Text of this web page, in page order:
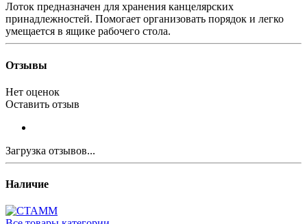
Лоток предназначен для хранения канцелярских
принадлежностей. Помогает организовать порядок и легко
умещается в ящике рабочего стола.
Отзывы
Нет оценок
Оставить отзыв
Загрузка отзывов...
Наличие